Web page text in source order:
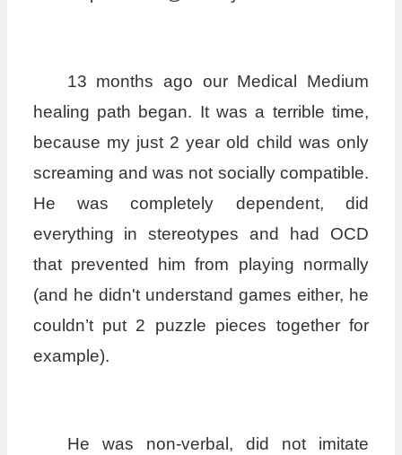
13 months ago our Medical Medium
healing path began. It was a terrible time,
because my just 2 year old child was only
screaming and was not socially compatible.
He was completely dependent, did
everything in stereotypes and had OCD
that prevented him from playing normally
(and he didn't understand games either, he
couldn’t put 2 puzzle pieces together for
example).
He was non-verbal, did not imitate